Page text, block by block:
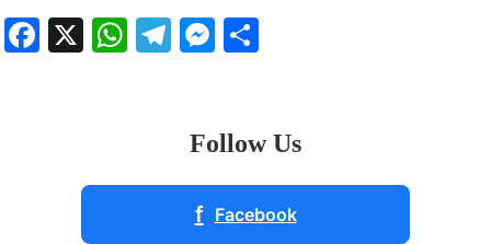
Facebook
X WhatsApp
Telegram
Messenger
Follow Us
f Facebook